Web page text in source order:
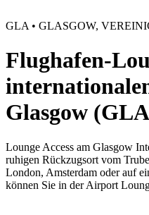
GLA • GLASGOW,
Flughafen-
Glasgow
Lounge Access am Glasgow
ruhigen Rückzugsort vom
London, Amsterdam oder auf
können Sie in der Airport